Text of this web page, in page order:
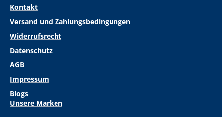
Kontakt
Versand und Zahlungsbedingungen
Widerrufsrecht
Datenschutz
AGB
Impressum
Blogs
Unsere Marken